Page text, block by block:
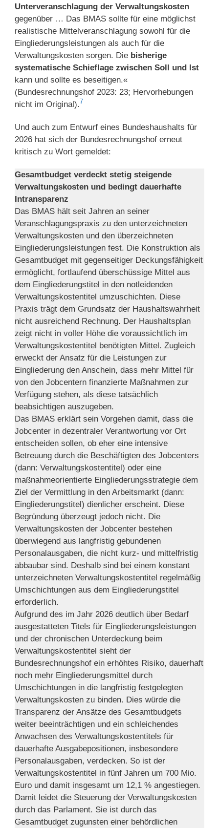
Unterveranschlagung der Verwaltungskosten
gegenüber … Das BMAS sollte für eine möglichst
realistische Mittelveranschlagung sowohl für die
Eingliederungsleistungen als auch für die
Verwaltungskosten sorgen. Die bisherige
systematische Schieflage zwischen Soll und Ist
kann und sollte es beseitigen.«
(Bundesrechnungshof 2023: 23; Hervorhebungen
nicht im Original).7
Und auch zum Entwurf eines Bundeshaushalts für
2026 hat sich der Bundesrechnungshof erneut
kritisch zu Wort gemeldet:
Gesamtbudget verdeckt stetig steigende
Verwaltungskosten und bedingt dauerhafte
Intransparenz
Das BMAS hält seit Jahren an seiner
Veranschlagungspraxis zu den unterzeichneten
Verwaltungskosten und den überzeichneten
Eingliederungsleistungen fest. Die Konstruktion als
Gesamtbudget mit gegenseitiger Deckungsfähigkeit
ermöglicht, fortlaufend überschüssige Mittel aus
dem Eingliederungstitel in den notleidenden
Verwaltungskostentitel umzuschichten. Diese
Praxis trägt dem Grundsatz der Haushaltswahrheit
nicht ausreichend Rechnung. Der Haushaltsplan
zeigt nicht in voller Höhe die voraussichtlich im
Verwaltungskostentitel benötigten Mittel. Zugleich
erweckt der Ansatz für die Leistungen zur
Eingliederung den Anschein, dass mehr Mittel für
von den Jobcentern finanzierte Maßnahmen zur
Verfügung stehen, als diese tatsächlich
beabsichtigen auszugeben.
Das BMAS erklärt sein Vorgehen damit, dass die
Jobcenter in dezentraler Verantwortung vor Ort
entscheiden sollen, ob eher eine intensive
Betreuung durch die Beschäftigten des Jobcenters
(dann: Verwaltungskostentitel) oder eine
maßnahmeorientierte Eingliederungsstrategie dem
Ziel der Vermittlung in den Arbeitsmarkt (dann:
Eingliederungstitel) dienlicher erscheint. Diese
Begründung überzeugt jedoch nicht. Die
Verwaltungskosten der Jobcenter bestehen
überwiegend aus langfristig gebundenen
Personalausgaben, die nicht kurz- und mittelfristig
abbaubar sind. Deshalb sind bei einem konstant
unterzeichneten Verwaltungskostentitel regelmäßig
Umschichtungen aus dem Eingliederungstitel
erforderlich.
Aufgrund des im Jahr 2026 deutlich über Bedarf
ausgestatteten Titels für Eingliederungsleistungen
und der chronischen Unterdeckung beim
Verwaltungskostentitel sieht der
Bundesrechnungshof ein erhöhtes Risiko, dauerhaft
noch mehr Eingliederungsmittel durch
Umschichtungen in die langfristig festgelegten
Verwaltungskosten zu binden. Dies würde die
Transparenz der Ansätze des Gesamtbudgets
weiter beeinträchtigen und ein schleichendes
Anwachsen des Verwaltungskostentitels für
dauerhafte Ausgabepositionen, insbesondere
Personalausgaben, verdecken. So ist der
Verwaltungskostentitel in fünf Jahren um 700 Mio.
Euro und damit insgesamt um 12,1 % angestiegen.
Damit leidet die Steuerung der Verwaltungskosten
durch das Parlament. Sie ist durch das
Gesamtbudget zugunsten einer behördlichen